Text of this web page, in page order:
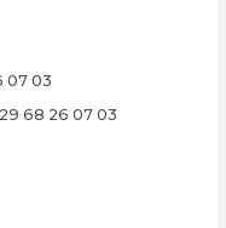
07 03
68 26 07 03